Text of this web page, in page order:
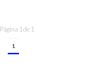
Página 1 de 1
1